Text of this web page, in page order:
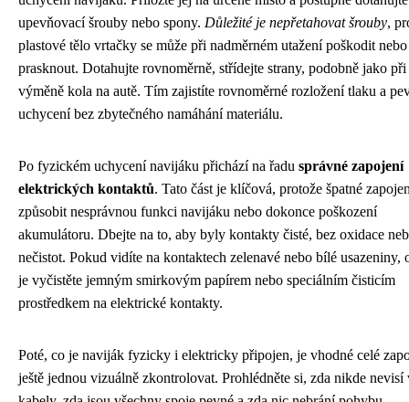
upevňovací šrouby nebo spony. Důležité je nepřetahovat šrouby,
plastové tělo vrtačky se může při nadměrném utažení poškodit nebo
prasknout. Dotahujte rovnoměrně, střídejte strany, podobně jako při
výměně kola na autě. Tím zajistíte rovnoměrné rozložení tlaku a
uchycení bez zbytečného namáhání materiálu.
Po fyzickém uchycení navijáku přichází na řadu správné zapojení
elektrických kontaktů. Tato část je klíčová, protože špatné
způsobit nesprávnou funkci navijáku nebo dokonce poškození
akumulátoru. Dbejte na to, aby byly kontakty čisté, bez oxidace
nečistot. Pokud vidíte na kontaktech zelenavé nebo bílé usazeniny,
je vyčistěte jemným smirkovým papírem nebo speciálním čisticím
prostředkem na elektrické kontakty.
Poté, co je naviják fyzicky i elektricky připojen, je vhodné celé
ještě jednou vizuálně zkontrolovat. Prohlédněte si, zda nikde nevisí